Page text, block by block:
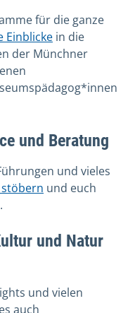
für die ganze
Einblicke in die
der Münchner
und Beratung
und vieles
und euch
und Natur
und vielen
auch